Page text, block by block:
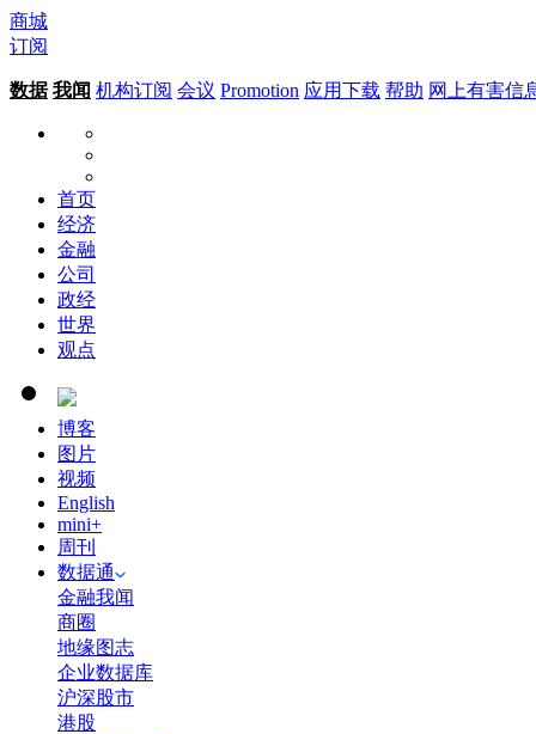
商城
订阅
数据 我闻 机构订阅 会议 Promotion 应用下载 帮助 网上有害信
首页
经济
金融
公司
政经
世界
观点
博客
图片
视频
English
mini+
周刊
数据通
金融我闻
商圈
地缘图志
企业数据库
沪深股市
港股